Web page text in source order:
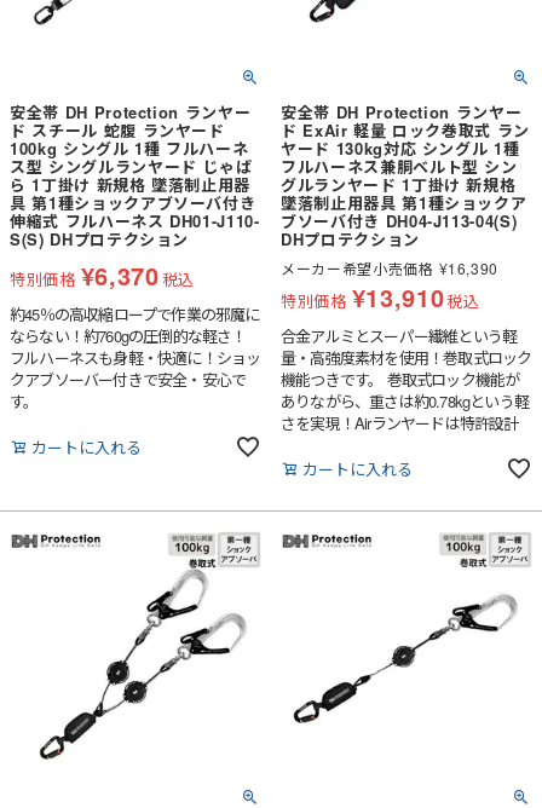
安全帯 DH Protection ランヤー
ド スチール 蛇腹 ランヤード
100kg シングル 1種 フルハーネ
ス型 シングルランヤード じゃば
ら 1丁掛け 新規格 墜落制止用器
具 第1種ショックアブソーバ付き
伸縮式 フルハーネス DH01-J110-
S(S) DHプロテクション
特別価格 ¥6,370税込
約45％の高収縮ロープで作業の邪魔に
ならない！約760gの圧倒的な軽さ！
フルハーネスも身軽・快適に！ショッ
クアブソーバー付きで安全・安心で
す。
カートに入れる
安全帯 DH Protection ランヤー
ド ExAir 軽量 ロック巻取式 ラン
ヤード 130kg対応 シングル 1種
フルハーネス兼胴ベルト型 シン
グルランヤード 1丁掛け 新規格
墜落制止用器具 第1種ショックア
ブソーバ付き DH04-J113-04(S)
DHプロテクション
メーカー希望小売価格 ¥16,390
特別価格 ¥13,910税込
合金アルミとスーパー繊維という軽
量・高強度素材を使用！巻取式ロック
機能つきです。 巻取式ロック機能が
ありながら、重さは約0.78kgという軽
さを実現！Airランヤードは特許設計
が不要！高所・低所両方の作業の使用
スッキリし、作業をスマートにしてく
れます。
カートに入れる